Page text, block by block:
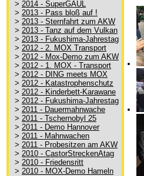
> 2014 - SuperGAUL
> 2013 - Pass bloß auf !
> 2013 - Sternfahrt zum AKW
> 2013 - Tanz auf dem Vulkan
> 2013 - Fukushima-Jahrestag
> 2012 - 2. MOX Transport
> 2012 - Mox-Demo zum AKW
> 2012 - 1. MOX - Transport
> 2012 - DING meets MOX
> 2012 - Katastrophenschutz
> 2012 - Kinderbett-Karawane
> 2012 - Fukushima-Jahrestag
> 2011 - Dauermahnwache
> 2011 - Tschernobyl 25
> 2011 - Demo Hannover
> 2011 - Mahnwachen
> 2011 - Probesitzen am AKW
> 2010 - CastorStreckenAtag
> 2010 - Friedensritt
> 2010 - MOX-Demo Hameln